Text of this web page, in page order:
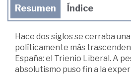
Resumen Índice
Hace dos siglos se cerraba
políticamente más
España: el Trienio Liberal. A
absolutismo puso fin a la